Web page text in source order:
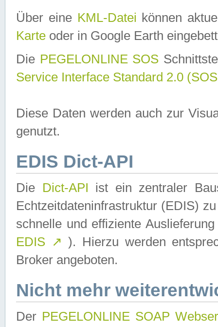
Über eine KML-Datei können
Karte oder in Google Earth
Die PEGELONLINE SOS
Service Interface Standard 2.0
Diese Daten werden auch zur
genutzt.
EDIS Dict-API
Die Dict-API ist ein zentraler
Echtzeitdateninfrastruktur (EDIS)
schnelle und effiziente
EDIS ↗ ). Hierzu werden
Broker angeboten.
Nicht mehr
Der PEGELONLINE SOAP